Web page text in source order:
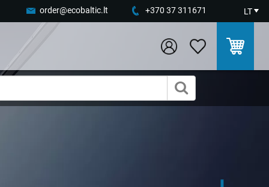
order@ecobaltic.lt +370 37 311671 LT